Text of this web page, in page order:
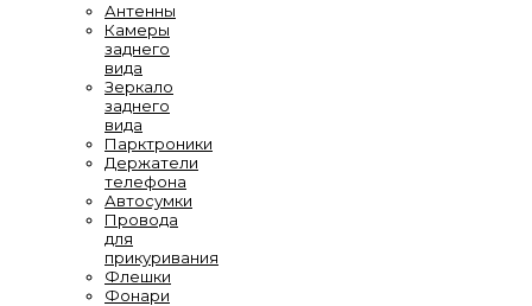
Антенны
Камеры
заднего
вида
Зеркало
заднего
вида
Парктроники
Держатели
телефона
Автосумки
Провода
для
прикуривания
Флешки
Фонари